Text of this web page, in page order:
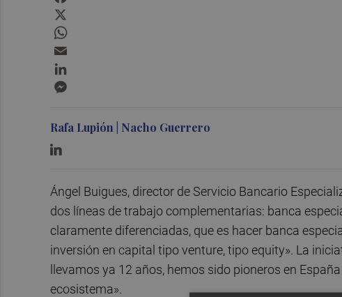
Rafa Lupión | Nacho Guerrero
Ángel Buigues, director de Servicio Bancario
dos líneas de trabajo complementarias: banca
claramente diferenciadas, que es hacer banca
inversión en capital tipo venture, tipo equity». La
llevamos ya 12 años, hemos sido pioneros en
ecosistema».